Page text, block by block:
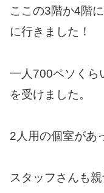
ここの3階か4階
に行きました！
一人700ペソくら
を受けました。
2人用の個室があ
スタッフさんも